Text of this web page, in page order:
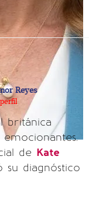
Reyes
británica
de Kate
su diagnóstico